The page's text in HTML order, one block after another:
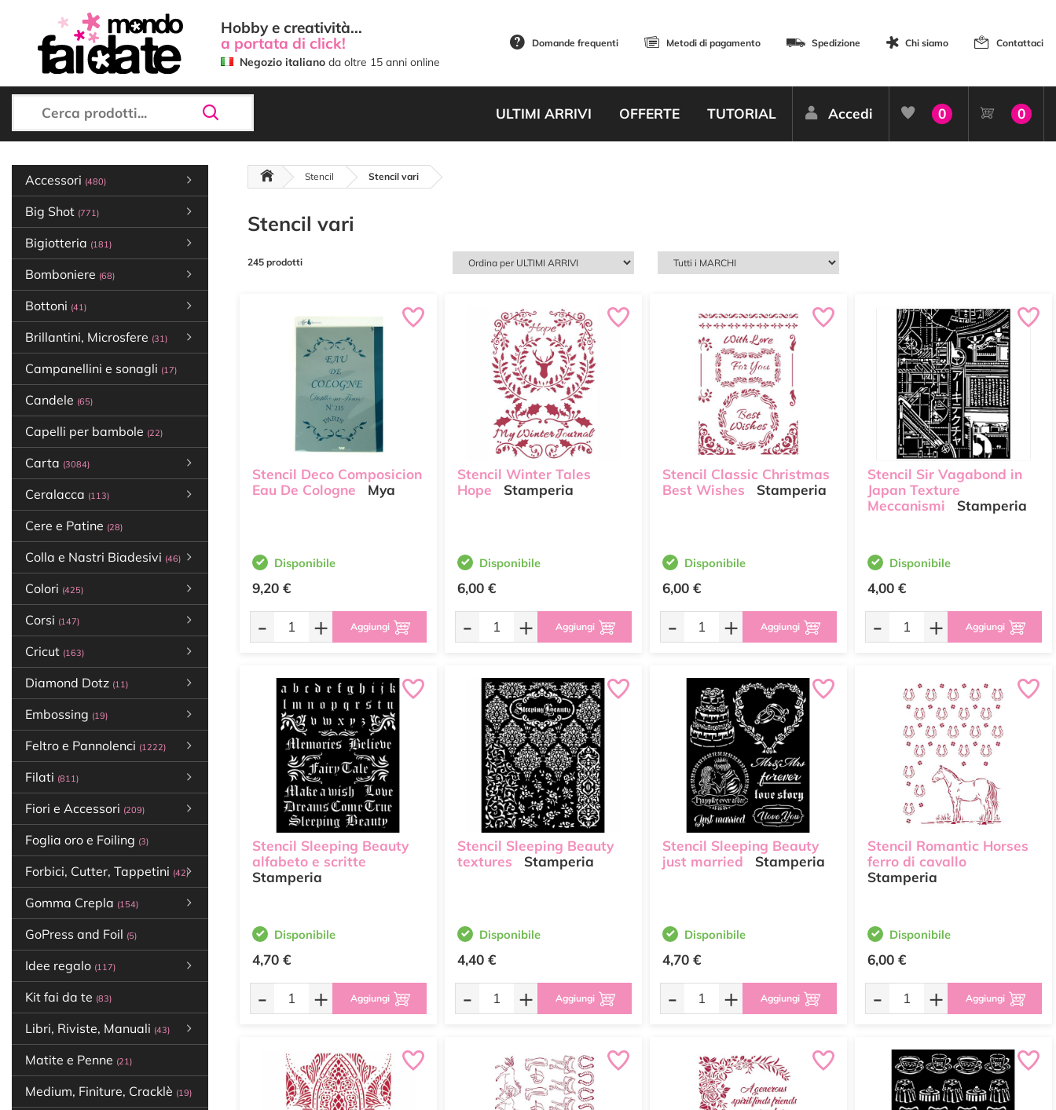
Hobby e creatività...
a portata di click!
Negozio italiano da oltre 15 anni online
Domande frequenti Metodi di pagamento Spedizione Chi siamo Contattaci
ULTIMI ARRIVI OFFERTE TUTORIAL Accedi 0 0
Accessori (480)
Big Shot (771)
Bigiotteria (181)
Bomboniere (68)
Bottoni (41)
Brillantini, Microsfere (31)
Campanellini e sonagli (17)
Candele (65)
Capelli per bambole (22)
Carta (3084)
Ceralacca (113)
Cere e Patine (28)
Colla e Nastri Biadesivi (46)
Colori (425)
Corsi (147)
Cricut (163)
Diamond Dotz (11)
Embossing (19)
Feltro e Pannolenci (1222)
Filati (811)
Fiori e Accessori (209)
Foglia oro e Foiling (3)
Forbici, Cutter, Tappetini (42)
Gomma Crepla (154)
GoPress and Foil (5)
Idee regalo (117)
Kit fai da te (83)
Libri, Riviste, Manuali (43)
Matite e Penne (21)
Medium, Finiture, Cracklè (19)
Stencil Stencil vari
Stencil vari
245 prodotti
Stencil Deco Composicion
Eau De Cologne
Mya
Disponibile
9,20 €
- + Aggiungi
Stencil Winter Tales
Hope
Stamperia
Disponibile
6,00 €
- + Aggiungi
Stencil Classic Christmas
Best Wishes
Stamperia
Disponibile
6,00 €
- + Aggiungi
Stencil Sir Vagabond in
Japan Texture
Meccanismi
Stamperia
Disponibile
4,00 €
- + Aggiungi
Stencil Sleeping Beauty
alfabeto e scritte
Stamperia
Disponibile
4,70 €
- + Aggiungi
Stencil Sleeping Beauty
textures
Stamperia
Disponibile
4,40 €
- + Aggiungi
Stencil Sleeping Beauty
just married
Stamperia
Disponibile
4,70 €
- + Aggiungi
Stencil Romantic Horses
ferro di cavallo
Stamperia
Disponibile
6,00 €
- + Aggiungi